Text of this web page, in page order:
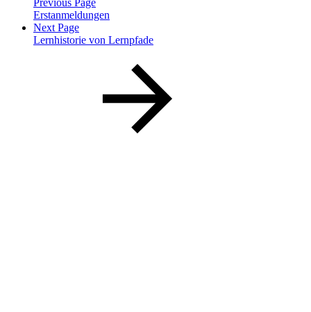
Erstanmeldungen
Next Page
Lernhistorie von Lernpfade